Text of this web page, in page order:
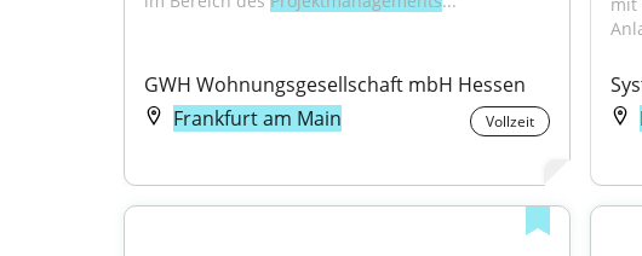
GWH Wohnungsgesellschaft mbH Hessen
Frankfurt am Main
Vollzeit